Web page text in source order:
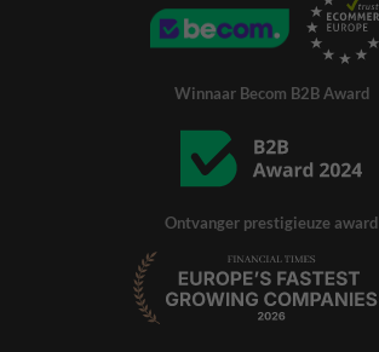
Winnaar Becom B2B Award
Ontvanger prestigieuze award